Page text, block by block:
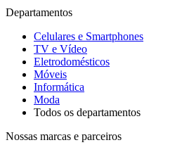
Departamentos
Celulares e Smartphones
TV e Vídeo
Eletrodomésticos
Móveis
Informática
Moda
Todos os departamentos
Nossas marcas e parceiros